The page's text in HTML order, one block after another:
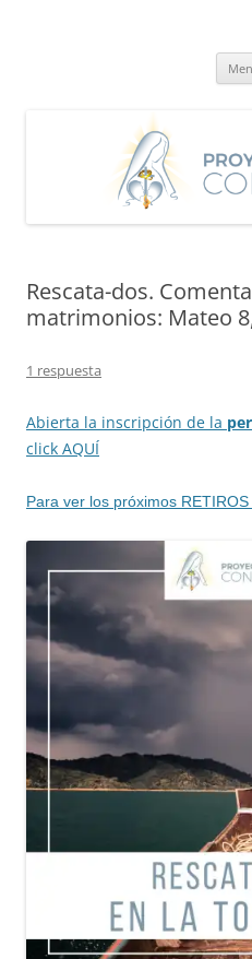
Rescata-dos.
matrimonios: Mateo
1 respuesta
Abierta la inscripción de la
click AQUÍ
Para ver los próximos